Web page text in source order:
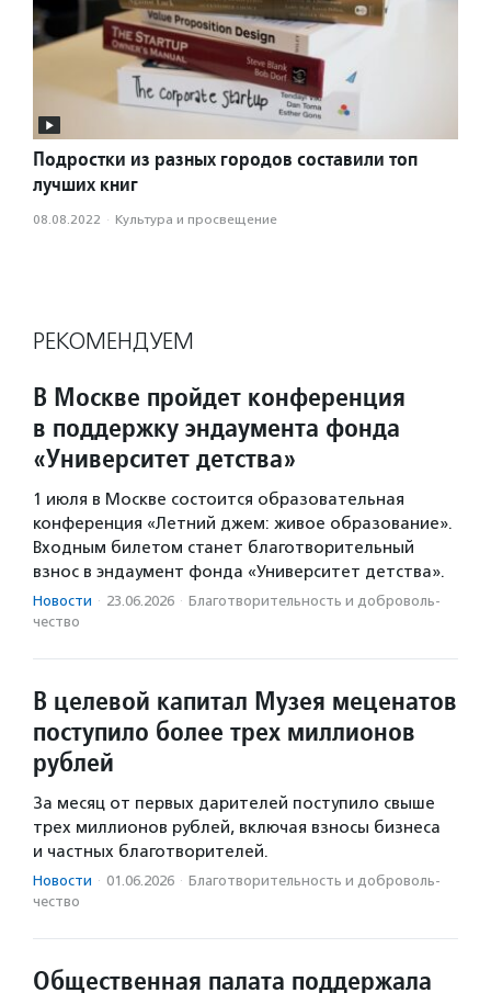
Подростки из разных городов составили топ
лучших книг
08.08.2022 · Культура и просвещение
РЕКОМЕНДУЕМ
В Москве пройдет конференция
в поддержку эндаумента фонда
«Университет детства»
1 июля в Москве состоится образовательная
конференция «Летний джем: живое образование».
Входным билетом станет благотворительный
взнос в эндаумент фонда «Университет детства».
Новости · 23.06.2026 · Благотвори­тель­ность и доброволь­
чест­во
В целевой капитал Музея меценатов
поступило более трех миллионов
рублей
За месяц от первых дарителей поступило свыше
трех миллионов рублей, включая взносы бизнеса
и частных благотворителей.
Новости · 01.06.2026 · Благотвори­тель­ность и доброволь­
чест­во
Общественная палата поддержала